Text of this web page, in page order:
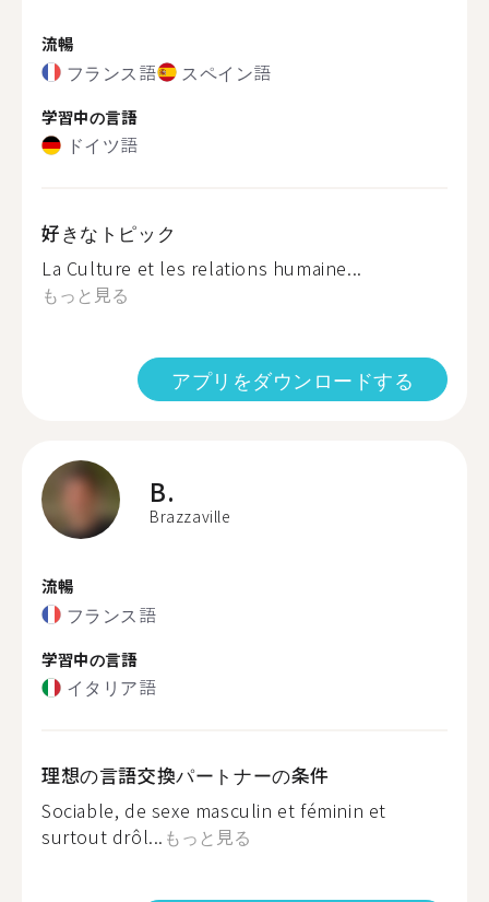
流暢
フランス語 スペイン語
学習中の言語
ドイツ語
好きなトピック
La Culture et les relations humaine...
もっと見る
アプリをダウンロードする
B.
Brazzaville
流暢
フランス語
学習中の言語
イタリア語
理想の言語交換パートナーの条件
Sociable, de sexe masculin et féminin et
surtout drôl... もっと見る